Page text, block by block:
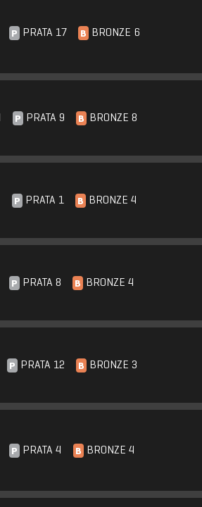
P PRATA 17 B BRONZE 6
P PRATA 9 B BRONZE 8
P PRATA 1 B BRONZE 4
P PRATA 8 B BRONZE 4
P PRATA 12 B BRONZE 3
P PRATA 4 B BRONZE 4